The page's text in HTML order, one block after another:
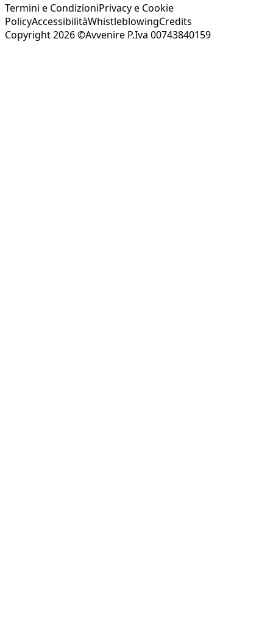
Termini e CondizioniPrivacy e Cookie
PolicyAccessibilitàWhistleblowingCredits
Copyright 2026 ©Avvenire P.Iva 00743840159